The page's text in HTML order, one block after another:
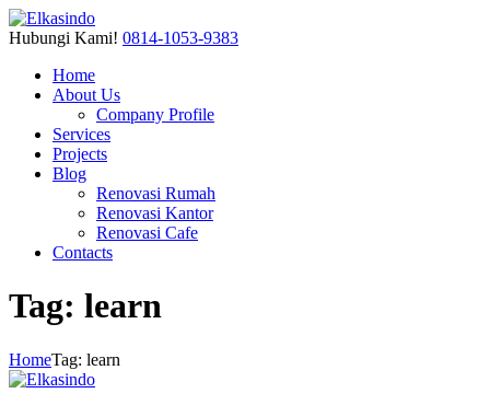
Hubungi Kami! 0814-1053-9383
Home
About Us
Company Profile
Services
Projects
Blog
Renovasi Rumah
Renovasi Kantor
Renovasi Cafe
Contacts
Tag: learn
HomeTag: learn